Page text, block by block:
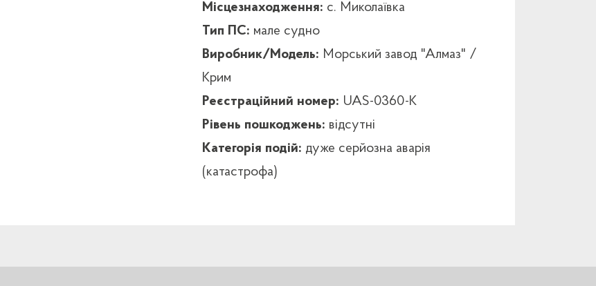
Місцезнаходження: с. Миколаївка
Тип ПС: мале судно
Виробник/Модель: Морський завод "Алмаз" /
Крим
Реєстраційний номер: UAS-0360-K
Рівень пошкоджень: відсутні
Категорія подій: дуже серйозна аварія
(катастрофа)